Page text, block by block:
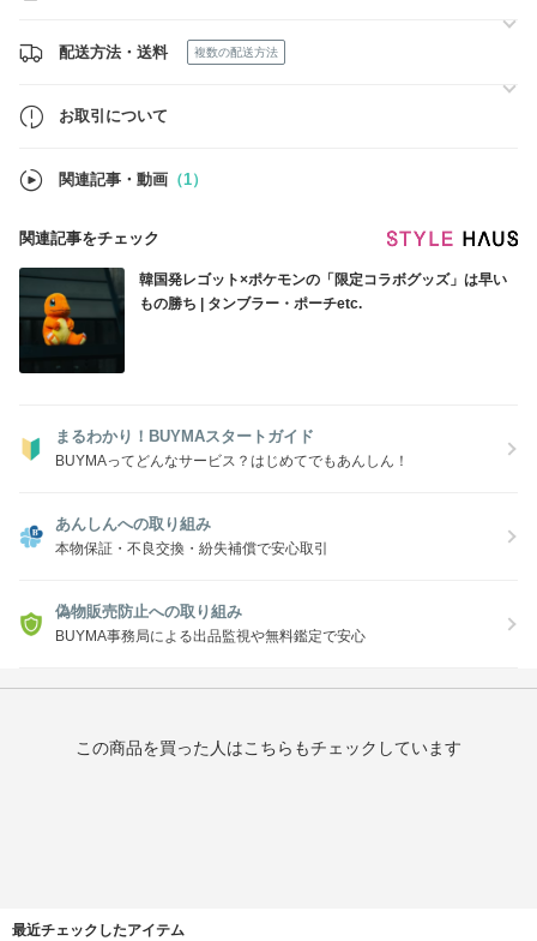
配送方法・送料 複数の配送方法
お取引について
関連記事・動画 （1）
関連記事をチェック
韓国発レゴット×ポケモンの「限定コラボグッズ」は早い
もの勝ち | タンブラー・ポーチetc.
まるわかり！BUYMAスタートガイド
BUYMAってどんなサービス？はじめてでもあんしん！
あんしんへの取り組み
本物保証・不良交換・紛失補償で安心取引
偽物販売防止への取り組み
BUYMA事務局による出品監視や無料鑑定で安心
この商品を買った人はこちらもチェックしています
最近チェックしたアイテム